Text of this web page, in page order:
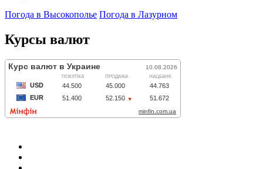
Погода в Высокополье Погода в Лазурном
Курсы валют